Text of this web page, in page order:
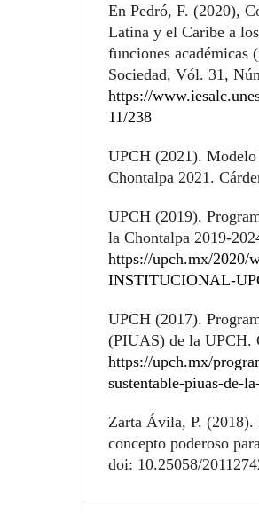
En Pedró, F. (2020),
Latina y el Caribe a
funciones académicas
Sociedad, Vól. 31,
https://
11/238
UPCH (2021).
Chontalpa 2021.
UPCH (2019).
la Chontalpa 2019-
https://upch.mx/2020/
INSTITUCIONAL-
UPCH (2017).
(PIUAS) de la UPCH.
https://upch.mx/
sustentable-piuas-de-
Zarta Ávila, P. (2018).
concepto poderoso
doi: 10.25058/